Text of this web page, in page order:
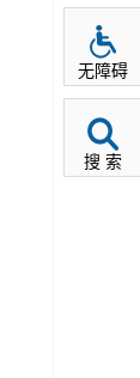
无障碍
搜 索